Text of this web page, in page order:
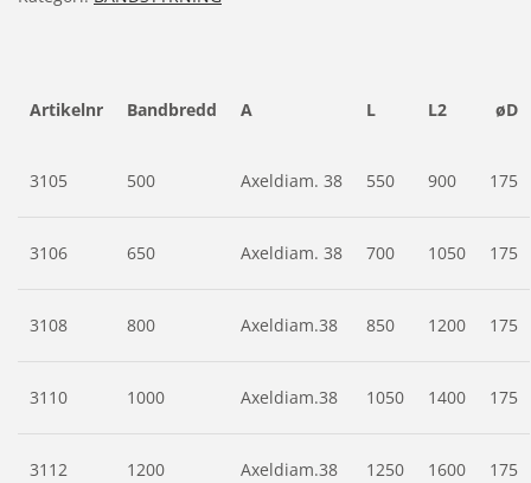
Artikelnr Bandbredd A L L2 øD
3105 500 Axeldiam. 38 550 900 175
3106 650 Axeldiam. 38 700 1050 175
3108 800 Axeldiam.38 850 1200 175
3110 1000 Axeldiam.38 1050 1400 175
3112 1200 Axeldiam.38 1250 1600 175